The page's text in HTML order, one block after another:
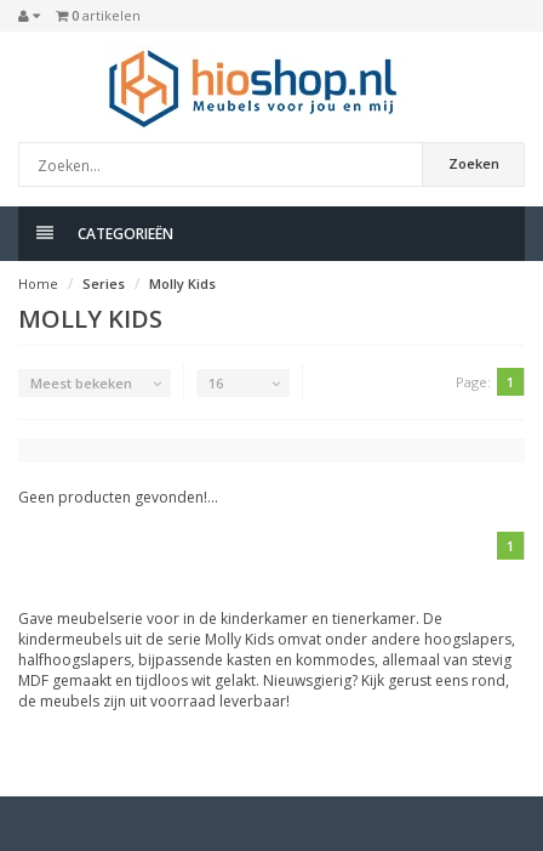
0 artikelen
Zoeken
CATEGORIEËN
Home Series Molly Kids
MOLLY KIDS
Meest bekeken 16 Page: 1
Geen producten gevonden!...
1
Gave meubelserie voor in de kinderkamer en tienerkamer. De
kindermeubels uit de serie Molly Kids omvat onder andere hoogslapers,
halfhoogslapers, bijpassende kasten en kommodes, allemaal van stevig
MDF gemaakt en tijdloos wit gelakt. Nieuwsgierig? Kijk gerust eens rond,
de meubels zijn uit voorraad leverbaar!